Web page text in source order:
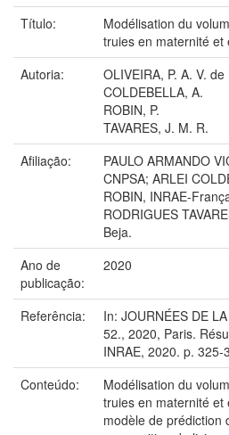
Título:
Modélisation du
truies en maternité et
Autoria:
OLIVEIRA, P. A. V. de
COLDEBELLA, A.
ROBIN, P.
TAVARES, J. M. R.
Afiliação:
PAULO ARMANDO
CNPSA; ARLEI
ROBIN, INRAE-
RODRIGUES
Beja.
Ano de
publicação:
2020
Referência:
In: JOURNÉES DE
52., 2020, Paris.
INRAE, 2020. p. 325-
Conteúdo:
Modélisation du
truies en maternité et
modèle de prédiction